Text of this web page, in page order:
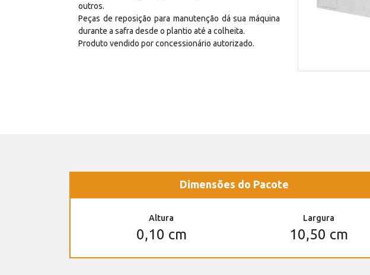
outros.
Peças de reposição para manutenção dá sua máquina
durante a safra desde o plantio até a colheita.
Produto vendido por concessionário autorizado.
Dimensões do Pacote
Altura
0,10 cm
Largura
10,50 cm